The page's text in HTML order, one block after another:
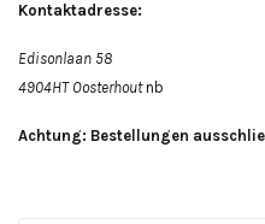
Kontaktadresse:
Edisonlaan 58
4904HT Oosterhoutnb
Achtung: Bestellungen